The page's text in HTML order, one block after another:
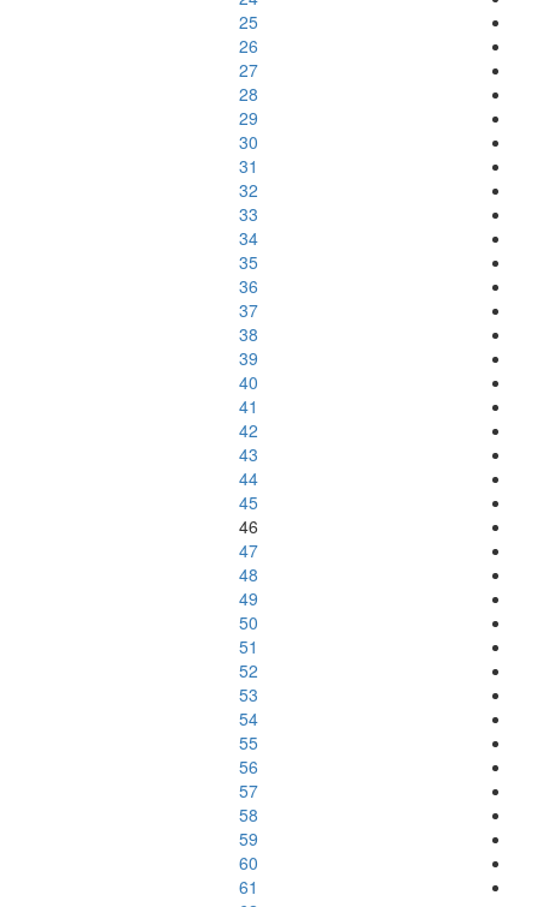
25
26
27
28
29
30
31
32
33
34
35
36
37
38
39
40
41
42
43
44
45
46
47
48
49
50
51
52
53
54
55
56
57
58
59
60
61